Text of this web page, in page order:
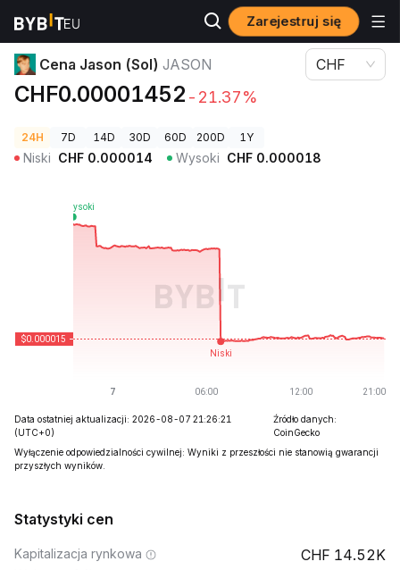
Zarejestruj się
Ceny kryptowalut Cena Jason (Sol) JASON
Cena Jason (Sol) JASON
CHF0.00001452 -21.37%
CHF
24H 7D 14D 30D 60D 200D 1Y
Niski CHF 0.000014 Wysoki CHF 0.000018
Data ostatniej aktualizacji: 2026-08-07 21:26:21
(UTC+0)
Źródło danych:
CoinGecko
Wyłączenie odpowiedzialności cywilnej: Wyniki z przeszłości nie stanowią gwarancji
przyszłych wyników.
Statystyki cen
Kapitalizacja rynkowa 14.52K